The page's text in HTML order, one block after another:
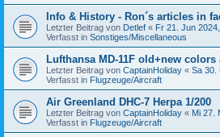
Info & History - Ron´s articles in
Letzter Beitrag von Detlef « Fr 21. Jun
Verfasst in Sonstiges/Miscellaneous
Lufthansa MD-11F old+new colors
Letzter Beitrag von CaptainHoliday « Sa 30.
Verfasst in Flugzeuge/Aircraft
Air Greenland DHC-7 Herpa 1/200
Letzter Beitrag von CaptainHoliday « Mi 27.
Verfasst in Flugzeuge/Aircraft